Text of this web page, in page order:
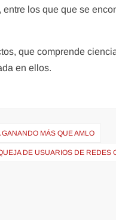
los que que se
que comprende
en ellos.
MÁS QUE AMLO
DE USUARIOS DE REDES